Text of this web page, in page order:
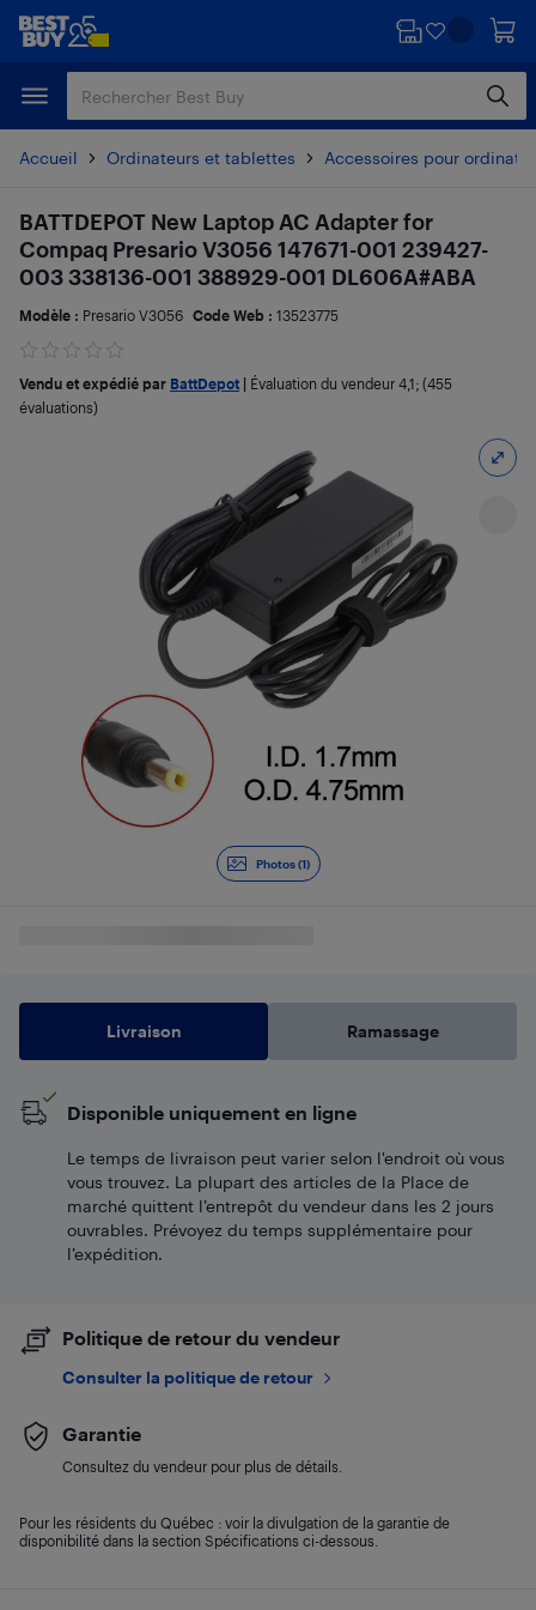
Passer
principal
Passer
Accueil Ordinateurs et tablettes Accessoires pour
Photos (1)
BATTDEPOT New Laptop AC Adapter for
Compaq Presario V3056 147671-001 239427-
003 338136-001 388929-001 DL606A#ABA
Modèle : Presario V3056 Code Web : 13523775
Vendu et expédié par BattDepot Évaluation du vendeur 4,1; (455
évaluations)
Livraison Ramassage
Disponible uniquement en ligne
Le temps de livraison peut varier selon l'endroit où vous
vous trouvez. La plupart des articles de la Place de
marché quittent l’entrepôt du vendeur dans les 2 jours
ouvrables. Prévoyez du temps supplémentaire pour
l’expédition.
Politique de retour du vendeur
Consulter la politique de retour
Garantie
Consultez du vendeur pour plus de détails.
Pour les résidents du Québec : voir la divulgation de la garantie de
disponibilité dans la section Spécifications ci-dessous.